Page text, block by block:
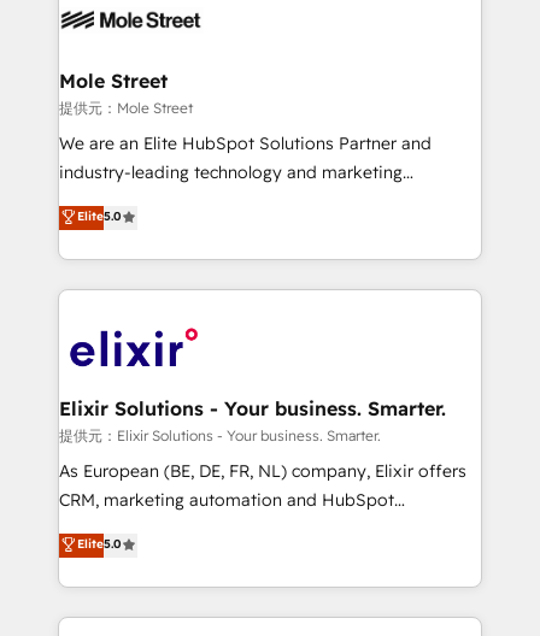
workflows; automation agents; process optimization
Healthcare: HIPAA implementations; secure data
workflows 💼 Financial Services: compliant
workflows; audit-ready reporting ⚖️ Legal: client
intake; pipeline and document workflows 🛒 E-
revenue automation 🏢 Real Estate: deal pipelines;
portfolio and lifecycle management 🏭
HIPAA-aware; CASL-compliant; GDPR-ready
implementations where required 💡 Why 500+
built to scale.
Mole Street
提供元：Mole Street
We are an Elite HubSpot Solutions Partner and
industry-leading technology and marketing
consultancy. Our focus is on enterprise and mid-
market B2B companies globally that want a strategic
approach to execute their goals through creative
applications of our solutions; Technical HubSpot
Design, Migrations + Integrations. Mole Street’s
greatness, which is achieved through creating
absolute clarity, derived from a well-defined
strategy, executed well, and reported on with clear
results. The culture is driven by core values; Joy, Grit,
Mindedness, and Clarity. We are driven to win for the
collective good of the company and its clientele, and
Elite5.0
Elixir Solutions - Your business. Smarter.
提供元：Elixir Solutions - Your business. Smarter.
As European (BE, DE, FR, NL) company, Elixir offers
CRM, marketing automation and HubSpot
integration products and services to mid-market
and enterprise customers. We ensure that your sales,
service and marketing department operates in the
most effective way, while at the same time
Elite5.0